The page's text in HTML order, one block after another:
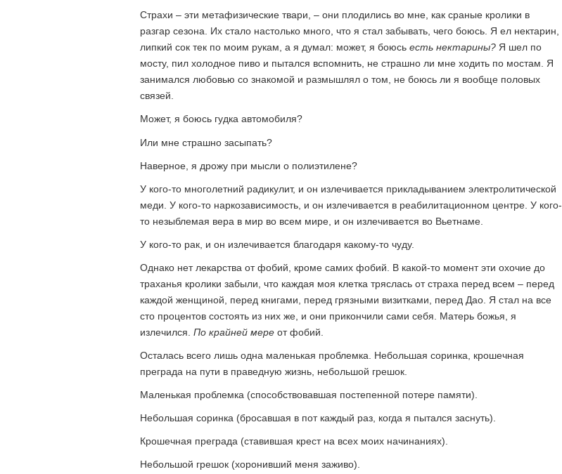
Страхи – эти метафизические твари, – они плодились во мне, как сраные кролики в
разгар сезона. Их стало настолько много, что я стал забывать, чего боюсь. Я ел нектарин,
липкий сок тек по моим рукам, а я думал: может, я боюсь есть нектарины? Я шел по
мосту, пил холодное пиво и пытался вспомнить, не страшно ли мне ходить по мостам. Я
занимался любовью со знакомой и размышлял о том, не боюсь ли я вообще половых
связей.
Может, я боюсь гудка автомобиля?
Или мне страшно засыпать?
Наверное, я дрожу при мысли о полиэтилене?
У кого-то многолетний радикулит, и он излечивается прикладыванием электролитической
меди. У кого-то наркозависимость, и он излечивается в реабилитационном центре. У кого-
то незыблемая вера в мир во всем мире, и он излечивается во Вьетнаме.
У кого-то рак, и он излечивается благодаря какому-то чуду.
Однако нет лекарства от фобий, кроме самих фобий. В какой-то момент эти охочие до
траханья кролики забыли, что каждая моя клетка тряслась от страха перед всем – перед
каждой женщиной, перед книгами, перед грязными визитками, перед Дао. Я стал на все
сто процентов состоять из них же, и они прикончили сами себя. Матерь божья, я
излечился. По крайней мере от фобий.
Осталась всего лишь одна маленькая проблемка. Небольшая соринка, крошечная
преграда на пути в праведную жизнь, небольшой грешок.
Маленькая проблемка (способствовавшая постепенной потере памяти).
Небольшая соринка (бросавшая в пот каждый раз, когда я пытался заснуть).
Крошечная преграда (ставившая крест на всех моих начинаниях).
Небольшой грешок (хоронивший меня заживо).